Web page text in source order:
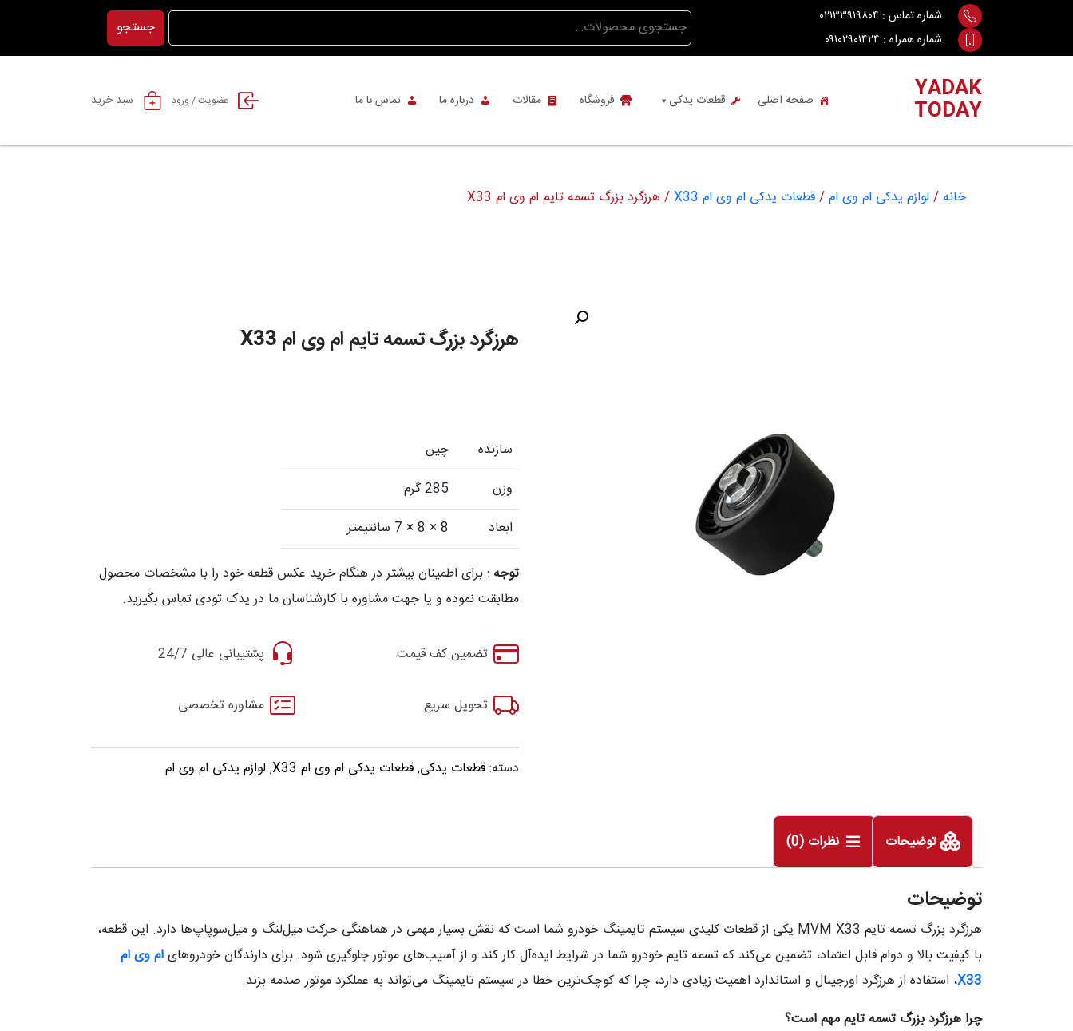
content
شماره تماس : ۰۲۱۳۳۹۱۹۸۰۴
شماره همراه : ۰۹۱۰۲۹۰۱۴۲۴
جستجو
برای:
جستجو
YADAK
TODAY صفحه اصلی قطعات یدکی فروشگاه مقالات درباره ما تماس با ما عضویت / ورود سبد خرید
خانه / لوازم یدکی ام وی ام/قطعات یدکی ام وی ام X33 / هرزگرد بزرگ تسمه تایم ام وی ام X33
هرزگرد بزرگ تسمه تایم ام وی ام X33
سازنده
چین
وزن
285 گرم
ابعاد
8 × 8 × 7 سانتیمتر
توجه : برای اطمینان بیشتر در هنگام خرید عکس قطعه خود را با مشخصات محصول
مطابقت نموده و یا جهت مشاوره با کارشناسان ما در یدک تودی تماس بگیرید.
تضمین کف قیمت پشتیبانی عالی 24/7
تحویل سریع مشاوره تخصصی
دسته:قطعات یدکی,قطعات یدکی ام وی ام X33 ,لوازم یدکی ام وی ام
توضیحات نظرات (0)
توضیحات
هرزگرد بزرگ تسمه تایم MVM X33 یکی از قطعات کلیدی سیستم تایمینگ خودرو شما است که نقش بسیار مهمی در هماهنگی حرکت میل‌لنگ و میل‌سوپاپ‌ها دارد. این قطعه،
با کیفیت بالا و دوام قابل اعتماد، تضمین می‌کند که تسمه تایم خودرو شما در شرایط ایده‌آل کار کند و از آسیب‌های موتور جلوگیری شود. برای دارندگان خودروهایام وی ام
X33، استفاده از هرزگرد اورجینال و استاندارد اهمیت زیادی دارد، چرا که کوچک‌ترین خطا در سیستم تایمینگ می‌تواند به عملکرد موتور صدمه بزند.
چرا هرزگرد بزرگ تسمه تایم مهم است؟